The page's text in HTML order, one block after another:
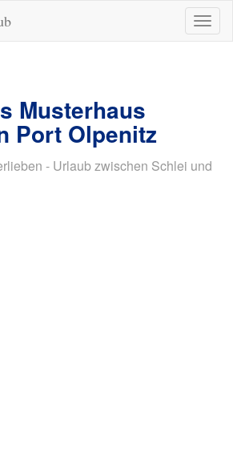
ein-/
Musterhaus
Port Olpenitz
- Urlaub zwischen Schlei und